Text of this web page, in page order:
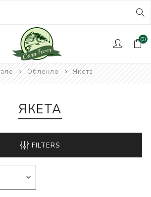
(0)
Облекло Якета
ЯКЕТА
FILTERS